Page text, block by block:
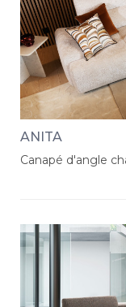
ANITA
Canapé d'angle